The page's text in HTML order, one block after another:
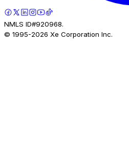
NMLS ID#920968.
© 1995-2026 Xe Corporation Inc.